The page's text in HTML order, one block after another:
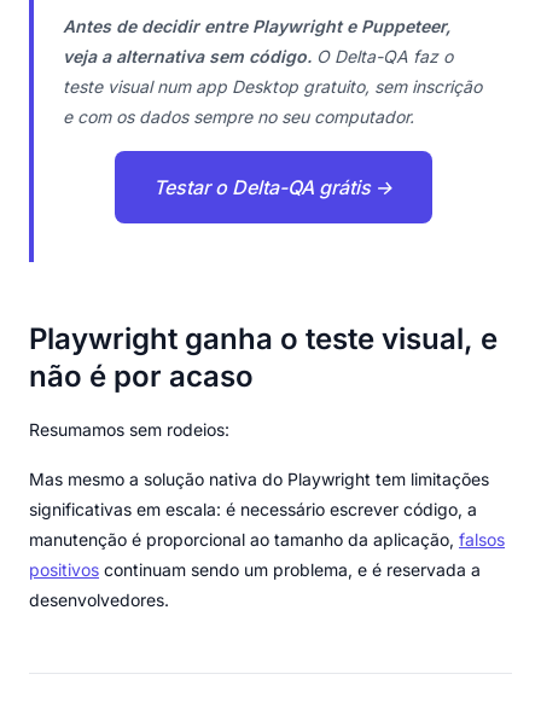
Antes de decidir entre Playwright e Puppeteer,
veja a alternativa sem código. O Delta-QA faz o
teste visual num app Desktop gratuito, sem inscrição
e com os dados sempre no seu computador.
Testar o Delta-QA grátis →
Playwright ganha o teste visual, e
não é por acaso
Resumamos sem rodeios:
Mas mesmo a solução nativa do Playwright tem limitações
significativas em escala: é necessário escrever código, a
manutenção é proporcional ao tamanho da aplicação, falsos
positivos continuam sendo um problema, e é reservada a
desenvolvedores.